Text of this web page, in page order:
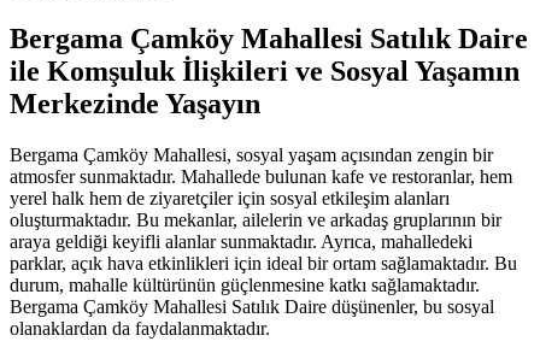
Bergama Çamköy Mahallesi Satılık Daire
ile Komşuluk İlişkileri ve Sosyal Yaşamın
Merkezinde Yaşayın
Bergama Çamköy Mahallesi, sosyal yaşam açısından zengin bir
atmosfer sunmaktadır. Mahallede bulunan kafe ve restoranlar, hem
yerel halk hem de ziyaretçiler için sosyal etkileşim alanları
oluşturmaktadır. Bu mekanlar, ailelerin ve arkadaş gruplarının bir
araya geldiği keyifli alanlar sunmaktadır. Ayrıca, mahalledeki
parklar, açık hava etkinlikleri için ideal bir ortam sağlamaktadır. Bu
durum, mahalle kültürünün güçlenmesine katkı sağlamaktadır.
Bergama Çamköy Mahallesi Satılık Daire düşünenler, bu sosyal
olanaklardan da faydalanmaktadır.